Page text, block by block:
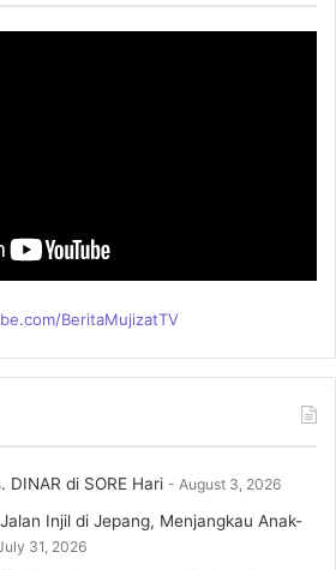
f
o
BeritaMujizatTV
DINAR di SORE Hari August 3, 2026
Injil di Jepang, Menjangkau Anak-
31, 2026